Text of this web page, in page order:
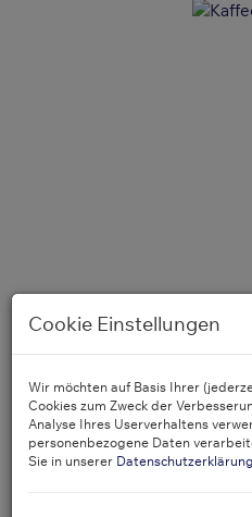
Cookie Einstellungen
Wir möchten auf Basis Ihrer
Cookies zum Zweck der
Analyse Ihres Userverhaltens
personenbezogene Daten
Sie in unserer Datenschutzerklärung